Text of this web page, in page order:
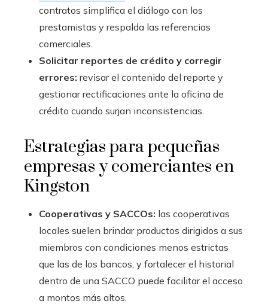
contratos simplifica el diálogo con los
prestamistas y respalda las referencias
comerciales.
Solicitar reportes de crédito y corregir
errores: revisar el contenido del reporte y
gestionar rectificaciones ante la oficina de
crédito cuando surjan inconsistencias.
Estrategias para pequeñas
empresas y comerciantes en
Kingston
Cooperativas y SACCOs: las cooperativas
locales suelen brindar productos dirigidos a sus
miembros con condiciones menos estrictas
que las de los bancos, y fortalecer el historial
dentro de una SACCO puede facilitar el acceso
a montos más altos.